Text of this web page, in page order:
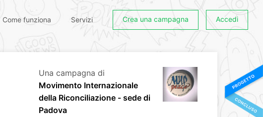
Come funziona Servizi Crea una campagna Accedi
Una campagna di
Movimento Internazionale
della Riconciliazione - sede di
Padova